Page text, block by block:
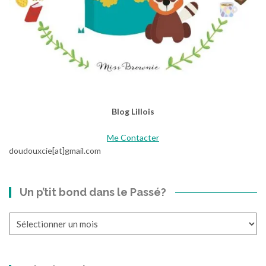
n
è
d
u
Blog Lillois
Me Contacter
doudouxcie[at]gmail.com
Un p’tit bond dans le Passé?